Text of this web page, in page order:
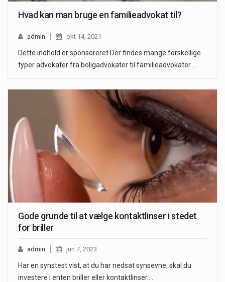
Hvad kan man bruge en familieadvokat til?
admin okt 14, 2021
Dette indhold er sponsoreret Der findes mange forskellige
typer advokater fra boligadvokater til familieadvokater.…
Gode grunde til at vælge kontaktlinser i stedet
for briller
admin jun 7, 2023
Har en synstest vist, at du har nedsat synsevne, skal du
investere i enten briller eller kontaktlinser.…